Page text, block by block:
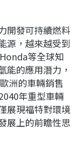
開發可持續燃料
源，越來越受到
等全球知
能的應用潛力，
洲的車輛銷售
年重型車輛
展現福特對環境
展上的前瞻性思